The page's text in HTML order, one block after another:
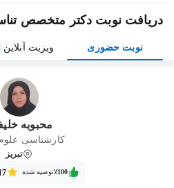
دریافت نوبت دکتر متخصص
نوبت حضوری ویزیت آنلاین
محبوبه
کارشناسی علوم
تبریز
٪100‌‌‌توصیه شده